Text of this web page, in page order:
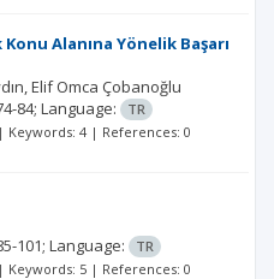
Alanına Yönelik Başarı
Elif Omca Çobanoğlu
84; Language:
TR
Keywords: 4 | References: 0
101; Language:
TR
Keywords: 5 | References: 0